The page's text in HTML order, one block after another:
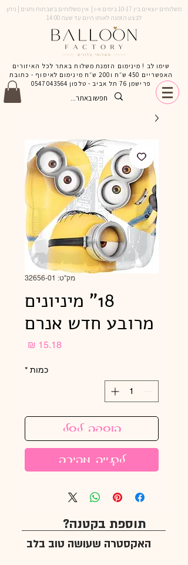
משלוחים יוצאים בין 10-17 בימים א-ו | אין משלוחים בשבתות וחגים | ניתן
לבצע הזמנה לאותו היום עד שעה 14:00
שימו לב ! מינימום הזמנת משלוח באתר לכל האיזורים
האפשריים 450 ש״ח ו200 ש״ח מינימום לאיסוף - כתובת
פרישמן 76 תל אביב - טלפון
0547043564
מק"ט: 32656-01
18" מיניונים
מרובע חדש אנרם
כמות *
הוספה לסל
לקנייה מהירה
תוספת בקטנה?
האקסטרה שעושה טוב בלב